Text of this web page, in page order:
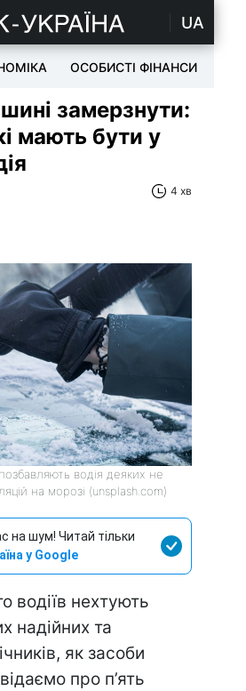
UA
ОСОБИСТІ ФІНАНСИ
замерзнути:
мають бути у
4 хв
водія деяких не
на морозі (unsplash.com)
на шум! Читай тільки
у Google
водіїв нехтують
надійних та
як засоби
про п’ять